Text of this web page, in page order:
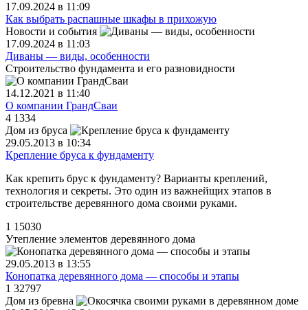
17.09.2024 в 11:09
Как выбрать распашные шкафы в прихожую
Новости и события
17.09.2024 в 11:03
Диваны — виды, особенности
Строительство фундамента и его разновидности
14.12.2021 в 11:40
О компании ГрандСваи
4 1334
Дом из бруса
29.05.2013 в 10:34
Крепление бруса к фундаменту
Как крепить брус к фундаменту? Варианты креплений,
технология и секреты. Это один из важнейщих этапов в
строительстве деревянного дома своими руками.
1 15030
Утепление элементов деревянного дома
29.05.2013 в 13:55
Конопатка деревянного дома — способы и этапы
1 32797
Дом из бревна